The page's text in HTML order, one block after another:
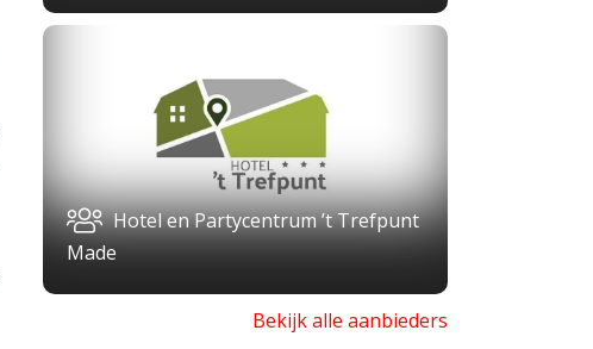
Hotel en Partycentrum ’t Trefpunt
Made
Bekijk alle aanbieders